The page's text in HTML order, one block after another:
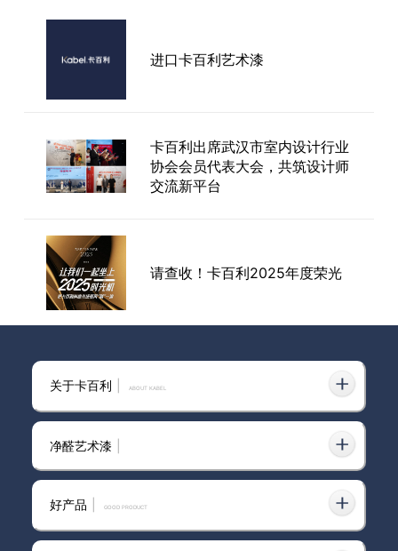
卡百利签约百度！2021深度布局
数字化新零售平台
卡百利520“品牌日”活动全国如
火如荼进行中
进口卡百利艺术漆
卡百利出席武汉市室内设计行业
协会会员代表大会，共筑设计师
交流新平台
请查收！卡百利2025年度荣光
关于卡百利 ABOUT KABEL
净醛艺术漆
好产品 GOOD PRODUCT